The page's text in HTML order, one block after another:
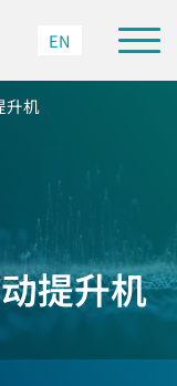
EN
升机
提升机